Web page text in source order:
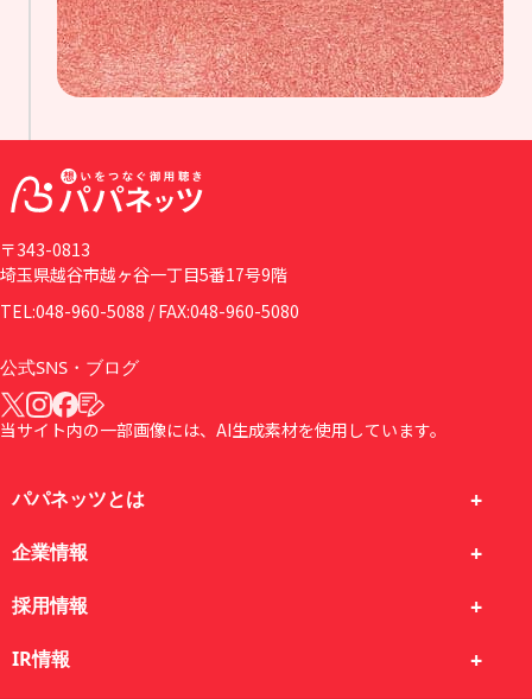
〒343-0813
埼玉県越谷市越ヶ谷一丁目5番17号9階
TEL:048-960-5088 / FAX:048-960-5080
公式SNS・ブログ
当サイト内の一部画像には、AI生成素材を使用しています。
パパネッツとは
企業情報
採用情報
IR情報